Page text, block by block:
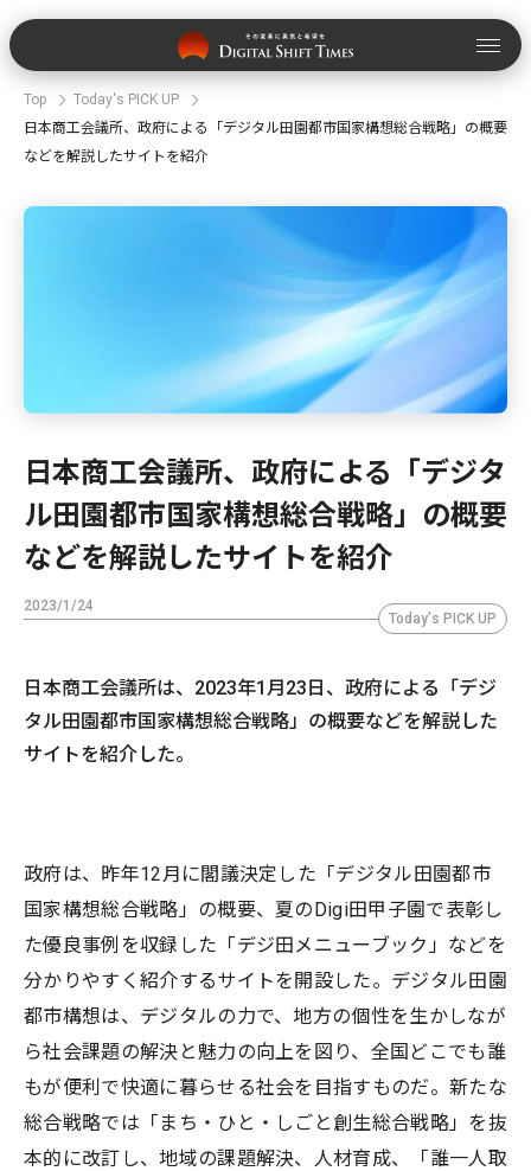
Top
Today's PICK UP
日本商工会議所、政府による「デジタル田園都市国家構想総合戦略」の概要
などを解説したサイトを紹介
日本商工会議所、政府による「デジタ
ル田園都市国家構想総合戦略」の概要
などを解説したサイトを紹介
2023/1/24
Today's PICK UP
日本商工会議所は、2023年1月23日、政府による「デジ
タル田園都市国家構想総合戦略」の概要などを解説した
サイトを紹介した。
政府は、昨年12月に閣議決定した「デジタル田園都市
国家構想総合戦略」の概要、夏のDigi田甲子園で表彰し
た優良事例を収録した「デジ田メニューブック」などを
分かりやすく紹介するサイトを開設した。デジタル田園
都市構想は、デジタルの力で、地方の個性を生かしなが
ら社会課題の解決と魅力の向上を図り、全国どこでも誰
もが便利で快適に暮らせる社会を目指すものだ。新たな
総合戦略では「まち・ひと・しごと創生総合戦略」を抜
本的に改訂し、地域の課題解決、人材育成、「誰一人取